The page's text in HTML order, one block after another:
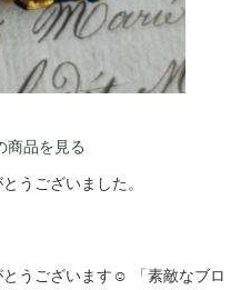
商品を見る
うございました。
うございます☺️ 「素敵なブロ